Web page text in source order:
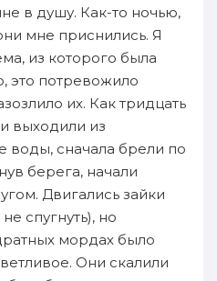
в душу. Как-то ночью,
мне приснились. Я
из которого была
это потревожило
их. Как тридцать
выходили из
воды, сначала брели по
берега, начали
Двигались зайки
спугнуть), но
мордах было
Они скалили